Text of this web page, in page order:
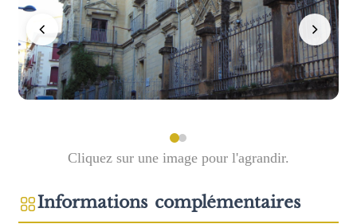
Cliquez sur une image pour l'agrandir.
Informations complémentaires